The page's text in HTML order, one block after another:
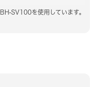
SV100を使用しています。